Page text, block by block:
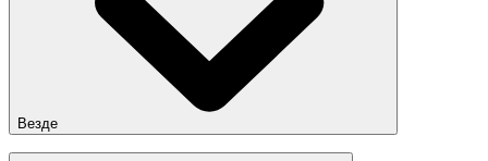
Везде